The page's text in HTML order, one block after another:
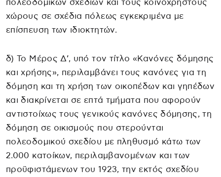
πολεοδομικών σχεδίων και τους κοινόχρηστους
χώρους σε σχέδια πόλεως εγκεκριμένα με
επίσπευση των ιδιοκτητών.
δ) Το Μέρος Δ’, υπό τον τίτλο «Κανόνες δόμησης
και χρήσης», περιλαμβάνει τους κανόνες για τη
δόμηση και τη χρήση των οικοπέδων και γηπέδων
και διακρίνεται σε επτά τμήματα που αφορούν
αντιστοίχως τους γενικούς κανόνες δόμησης, τη
δόμηση σε οικισμούς που στερούνται
πολεοδομικού σχεδίου με πληθυσμό κάτω των
2.000 κατοίκων, περιλαμβανομένων και των
προϋφιστάμενων του 1923, την εκτός σχεδίου